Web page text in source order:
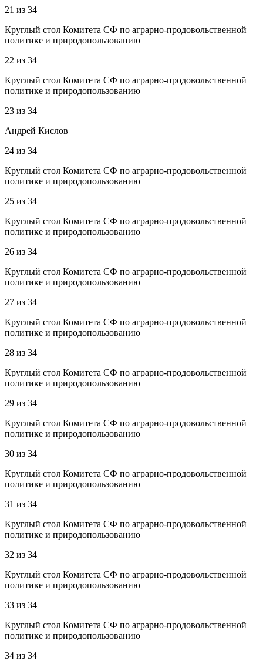
21 из 34
Круглый стол Комитета СФ по аграрно-продовольственной
политике и природопользованию
22 из 34
Круглый стол Комитета СФ по аграрно-продовольственной
политике и природопользованию
23 из 34
Андрей Кислов
24 из 34
Круглый стол Комитета СФ по аграрно-продовольственной
политике и природопользованию
25 из 34
Круглый стол Комитета СФ по аграрно-продовольственной
политике и природопользованию
26 из 34
Круглый стол Комитета СФ по аграрно-продовольственной
политике и природопользованию
27 из 34
Круглый стол Комитета СФ по аграрно-продовольственной
политике и природопользованию
28 из 34
Круглый стол Комитета СФ по аграрно-продовольственной
политике и природопользованию
29 из 34
Круглый стол Комитета СФ по аграрно-продовольственной
политике и природопользованию
30 из 34
Круглый стол Комитета СФ по аграрно-продовольственной
политике и природопользованию
31 из 34
Круглый стол Комитета СФ по аграрно-продовольственной
политике и природопользованию
32 из 34
Круглый стол Комитета СФ по аграрно-продовольственной
политике и природопользованию
33 из 34
Круглый стол Комитета СФ по аграрно-продовольственной
политике и природопользованию
34 из 34